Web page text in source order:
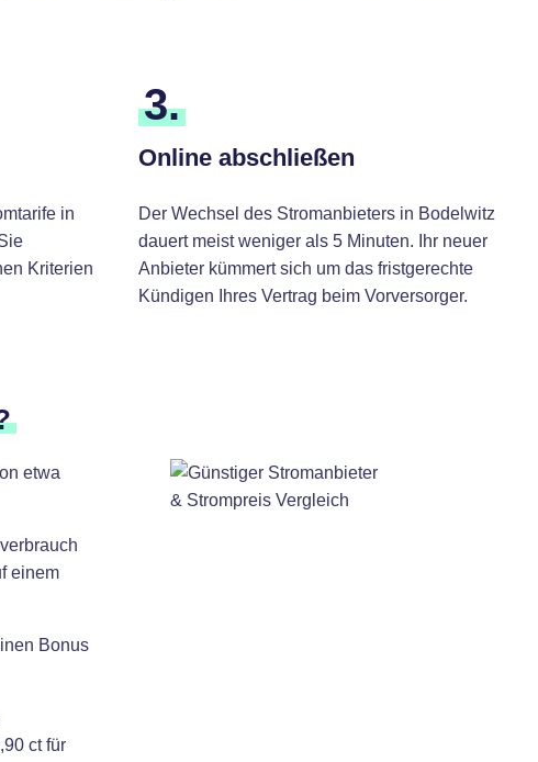
in
Kriterien
3.
Online abschließen
Der Wechsel des Stromanbieters in Bodelwitz
dauert meist weniger als 5 Minuten. Ihr neuer
Anbieter kümmert sich um das fristgerechte
Kündigen Ihres Vertrag beim Vorversorger.
etwa
einem
Bonus
ct für